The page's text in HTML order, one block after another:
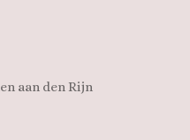
aan den Rijn